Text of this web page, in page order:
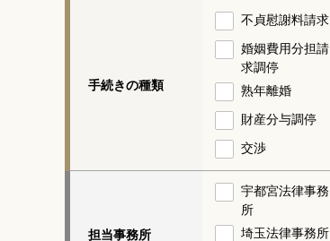
手続きの種類
不貞慰謝料請求
婚姻費用分担請
求調停
熟年離婚
財産分与調停
交渉
担当事務所
宇都宮法律事務
所
埼玉法律事務所